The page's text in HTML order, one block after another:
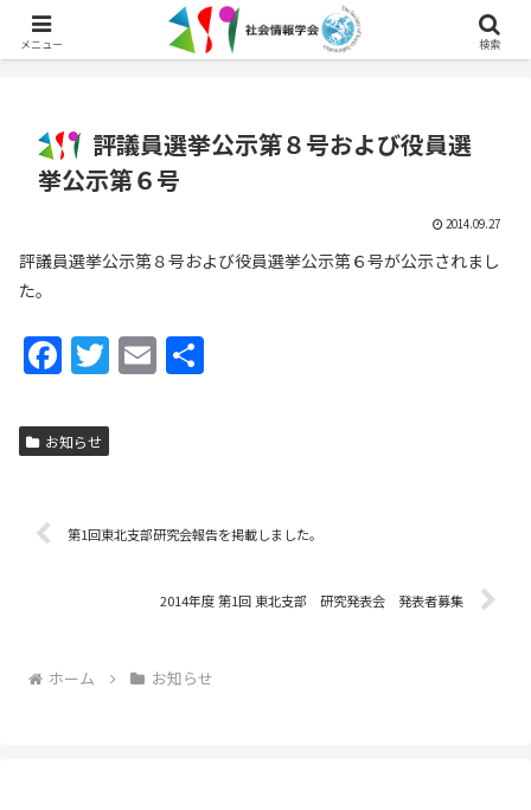
English
評議員選挙公示第８号および役員選
挙公示第６号
2014.09.27
評議員選挙公示第８号および役員選挙公示第６号が公示されまし
た。
F
c
e
o
T E
お知らせ
第1回東北支部研究会報告を掲載しました。
2014年度 第1回 東北支部 研究発表会 発表者募集
ホーム お知らせ
メニュー 検索